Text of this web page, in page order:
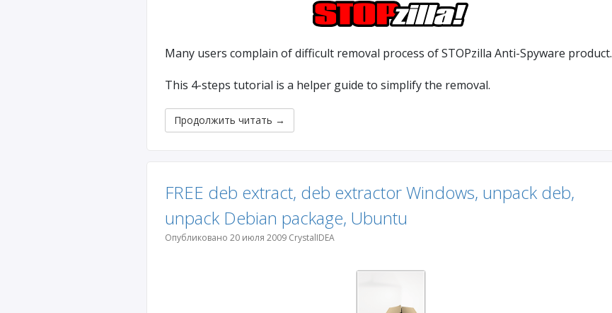
Many users complain of difficult removal process of STOPzilla Anti-Spyware product.
This 4-steps tutorial is a helper guide to simplify the removal.
Продолжить читать →
FREE deb extract, deb extractor Windows, unpack deb,
unpack Debian package, Ubuntu
Опубликовано 20 июля 2009 CrystalIDEA